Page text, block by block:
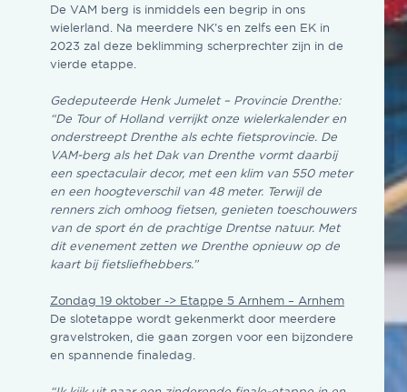
De VAM berg is inmiddels een begrip in ons
wielerland. Na meerdere NK’s en zelfs een EK in
2023 zal deze beklimming scherprechter zijn in de
vierde etappe.
Gedeputeerde Henk Jumelet – Provincie Drenthe:
“De Tour of Holland verrijkt onze wielerkalender en
onderstreept Drenthe als echte fietsprovincie. De
VAM-berg als het Dak van Drenthe vormt daarbij
een spectaculair decor, met een klim van 550 meter
en een hoogteverschil van 48 meter. Terwijl de
renners zich omhoog fietsen, genieten toeschouwers
van de sport én de prachtige Drentse natuur. Met
dit evenement zetten we Drenthe opnieuw op de
kaart bij fietsliefhebbers.”
Zondag 19 oktober -> Etappe 5 Arnhem – Arnhem
De slotetappe wordt gekenmerkt door meerdere
gravelstroken, die gaan zorgen voor een bijzondere
en spannende finaledag.